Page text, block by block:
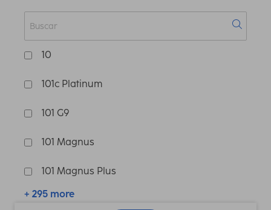
10
101c Platinum
101 G9
101 Magnus
101 Magnus Plus
+ 295 more